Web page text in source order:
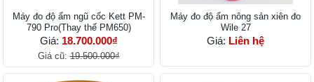
Máy đo độ ẩm​ ngũ cốc Kett PM-
790 Pro(Thay thế PM650)
Giá: 18.700.000₫
Giá cũ:19.500.000₫
Máy đo độ ẩm nông sản xiên đo
Wile 27
Giá: Liên hệ